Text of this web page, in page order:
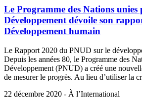
Le Programme des Nations unies
Développement dévoile son
Développement humain
Le Rapport 2020 du PNUD sur le
Depuis les années 80, le Programme des
Développement (PNUD) a créé une
de mesurer le progrès. Au lieu d’utiliser la
22 décembre 2020 - À l’International